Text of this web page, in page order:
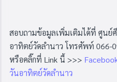
สอบถามข้อมูลเพิ่มเติมได้ที่ ศูน
อาทิตย์วัดลำนาว โทรศัพท์ 066-
หรือคลิ๊กที่ Link นี้ >>>
วันอาทิตย์วัดลำนาว